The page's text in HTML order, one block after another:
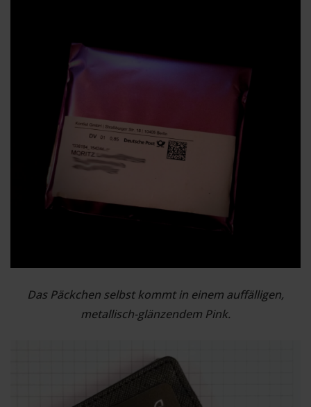
Das Päckchen selbst kommt in einem auffälligen,
metallisch-glänzendem Pink.